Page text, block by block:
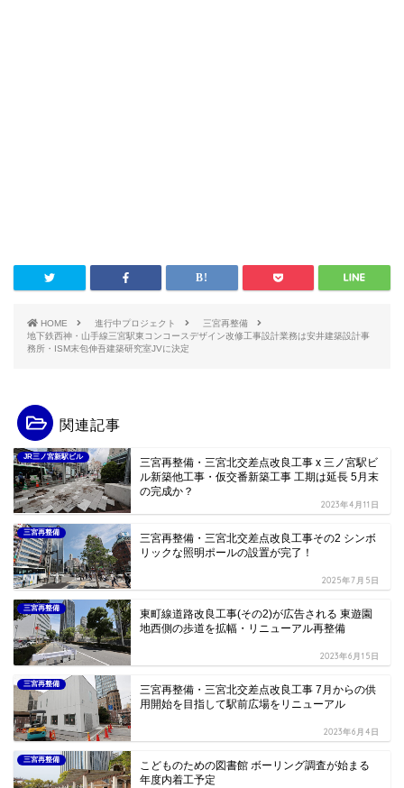
HOME 進行中プロジェクト
三宮再整備
地下鉄西神・山手線三宮駅東コンコースデザイン改修工事設計業務は安井建築設計事
務所・ISM末包伸吾建築研究室JVに決定
関連記事
JR三ノ宮新駅ビル
三宮再整備・三宮北交差点改良工事 x 三ノ宮駅ビ
ル新築他工事・仮交番新築工事 工期は延長 5月末
の完成か？
2023年4月11日
三宮再整備
三宮再整備・三宮北交差点改良工事その2 シンボ
リックな照明ポールの設置が完了！
2025年7月5日
三宮再整備
東町線道路改良工事(その2)が広告される 東遊園
地西側の歩道を拡幅・リニューアル再整備
2023年6月15日
三宮再整備
三宮再整備・三宮北交差点改良工事 7月からの供
用開始を目指して駅前広場をリニューアル
2023年6月4日
三宮再整備
こどものための図書館 ボーリング調査が始まる
年度内着工予定